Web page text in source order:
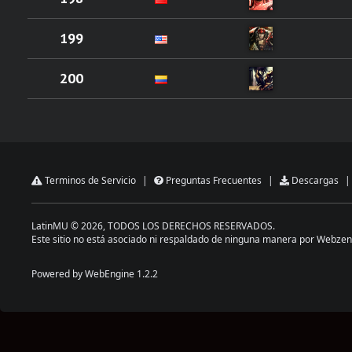
199
200
Terminos de Servicio | Preguntas Frecuentes | Descargas |
LatinMU © 2026, TODOS LOS DERECHOS RESERVADOS.
Este sitio no está asociado ni respaldado de ninguna manera por
Powered by WebEngine 1.2.2